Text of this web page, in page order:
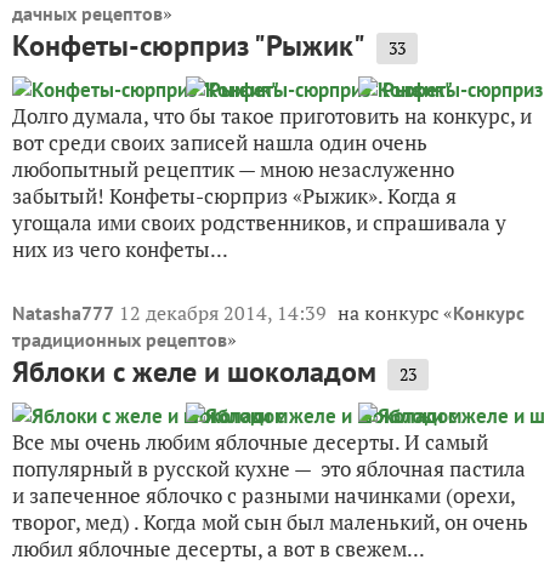
дачных рецептов»
Конфеты-сюрприз "Рыжик" 33
Долго думала, что бы такое приготовить на конкурс, и
вот среди своих записей нашла один очень
любопытный рецептик — мною незаслуженно
забытый! Конфеты-сюрприз «Рыжик». Когда я
угощала ими своих родственников, и спрашивала у
них из чего конфеты...
Natasha777 12 декабря 2014, 14:39 на конкурс «Конкурс
традиционных рецептов»
Яблоки с желе и шоколадом 23
Все мы очень любим яблочные десерты. И самый
популярный в русской кухне — это яблочная пастила
и запеченное яблочко с разными начинками (орехи,
творог, мед) . Когда мой сын был маленький, он очень
любил яблочные десерты, а вот в свежем...